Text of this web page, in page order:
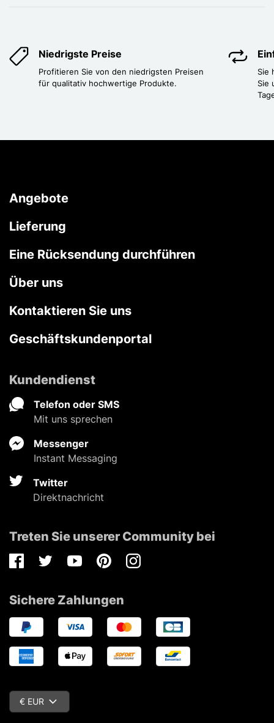
Niedrigste Preise
Profitieren Sie von den niedrigsten Preisen
für qualitativ hochwertige Produkte.
Sie
Sie
Angebote
Lieferung
Eine Rücksendung durchführen
Über uns
Kontaktieren Sie uns
Geschäftskundenportal
Kundendienst
Telefon oder SMS
Mit uns sprechen
Messenger
Instant Messaging
Twitter
Direktnachricht
Treten Sie unserer Community bei
FacebookTwitterYoutubePinterestInstagram
Sichere Zahlungen
€ EUR